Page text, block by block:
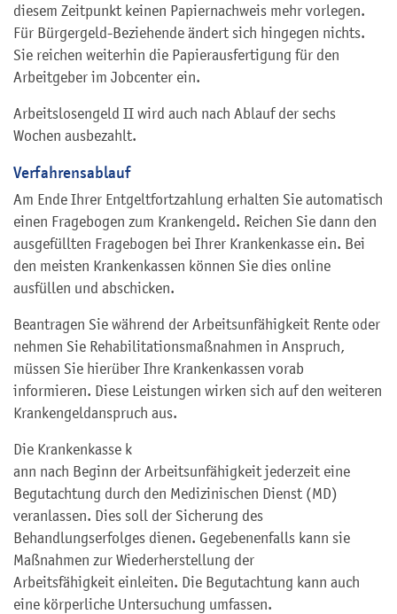
diesem Zeitpunkt keinen Papiernachweis mehr vorlegen.
Für Bürgergeld-Beziehende ändert sich hingegen nichts.
Sie reichen weiterhin die Papierausfertigung für den
Arbeitgeber im Jobcenter ein.
Arbeitslosengeld II wird auch nach Ablauf der sechs
Wochen ausbezahlt.
Verfahrensablauf
Am Ende Ihrer Entgeltfortzahlung erhalten Sie automatisch
einen Fragebogen zum Krankengeld. Reichen Sie dann den
ausgefüllten Fragebogen bei Ihrer Krankenkasse ein. Bei
den meisten Krankenkassen können Sie dies online
ausfüllen und abschicken.
Beantragen Sie während der Arbeitsunfähigkeit Rente oder
nehmen Sie Rehabilitationsmaßnahmen in Anspruch,
müssen Sie hierüber Ihre Krankenkassen vorab
informieren. Diese Leistungen wirken sich auf den weiteren
Krankengeldanspruch aus.
Die Krankenkasse k
ann nach Beginn der Arbeitsunfähigkeit jederzeit eine
Begutachtung durch den Medizinischen Dienst (MD)
veranlassen. Dies soll der Sicherung des
Behandlungserfolges dienen. Gegebenenfalls kann sie
Maßnahmen zur Wiederherstellung der
Arbeitsfähigkeit einleiten. Die Begutachtung kann auch
eine körperliche Untersuchung umfassen.